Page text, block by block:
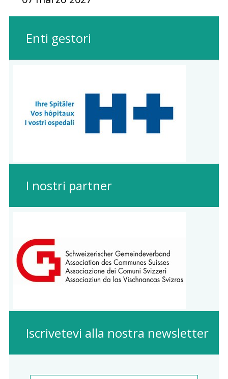
Enti gestori
I nostri partner
Iscrivetevi alla nostra newsletter